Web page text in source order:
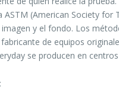
(American Society
y el fondo. Los
de equipos
se producen en